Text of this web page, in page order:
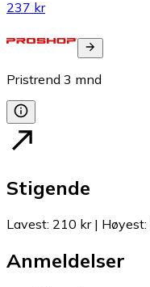
237 kr
Pristrend 3 mnd
Stigende
Lavest: 210 kr| Høyest:
Anmeldelser